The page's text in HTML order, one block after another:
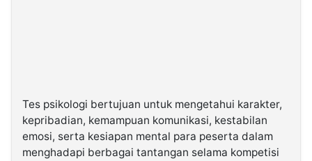
Tes psikologi bertujuan untuk mengetahui karakter,
kepribadian, kemampuan komunikasi, kestabilan
emosi, serta kesiapan mental para peserta dalam
menghadapi berbagai tantangan selama kompetisi